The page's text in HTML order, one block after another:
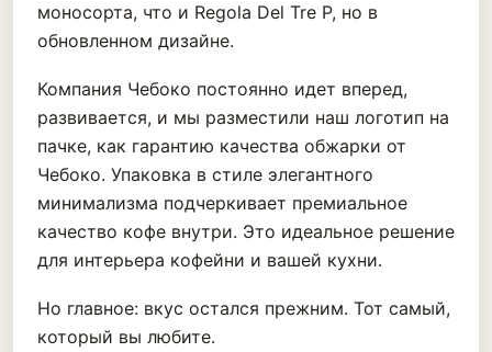
моносорта, что и Regola Del Tre P, но в
обновленном дизайне.
Компания Чебоко постоянно идет вперед,
развивается, и мы разместили наш логотип на
пачке, как гарантию качества обжарки от
Чебоко. Упаковка в стиле элегантного
минимализма подчеркивает премиальное
качество кофе внутри. Это идеальное решение
для интерьера кофейни и вашей кухни.
Но главное: вкус остался прежним. Тот самый,
который вы любите.